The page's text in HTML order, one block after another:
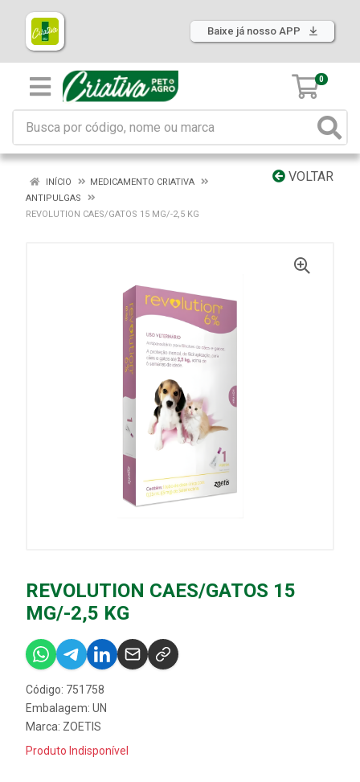
Baixe já nosso APP
0
VOLTAR
INÍCIO
MEDICAMENTO CRIATIVA
ANTIPULGAS
REVOLUTION CAES/GATOS 15 MG/-2,5 KG
REVOLUTION CAES/GATOS 15
MG/-2,5 KG
Código: 751758
Embalagem: UN
Marca: ZOETIS
Produto Indisponível